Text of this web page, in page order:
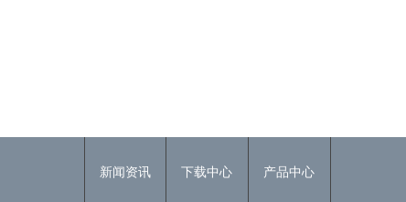
新闻资讯 下载中心 产品中心